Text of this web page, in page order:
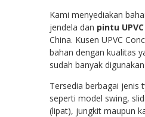
Kami menyediakan
jendela dan pintu UPVC
China. Kusen UPVC
bahan dengan kualitas
sudah banyak
Tersedia berbagai jenis
seperti model swing,
(lipat), jungkit maupun